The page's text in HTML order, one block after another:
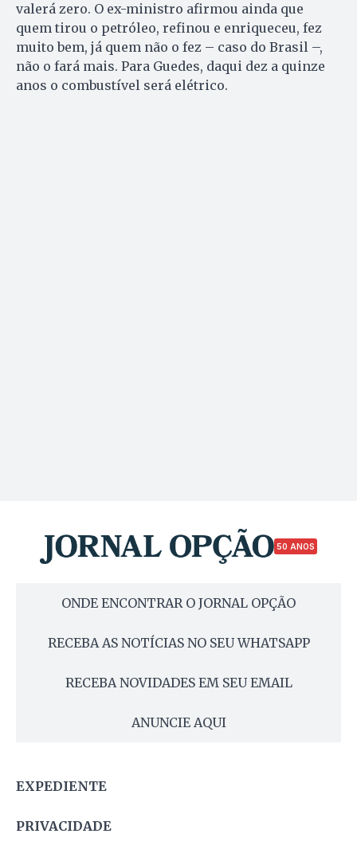
valerá zero. O ex-ministro afirmou ainda que
quem tirou o petróleo, refinou e enriqueceu, fez
muito bem, já quem não o fez – caso do Brasil –,
não o fará mais. Para Guedes, daqui dez a quinze
anos o combustível será elétrico.
50 ANOS
ONDE ENCONTRAR O JORNAL OPÇÃO
RECEBA AS NOTÍCIAS NO SEU WHATSAPP
RECEBA NOVIDADES EM SEU EMAIL
ANUNCIE AQUI
EXPEDIENTE
PRIVACIDADE